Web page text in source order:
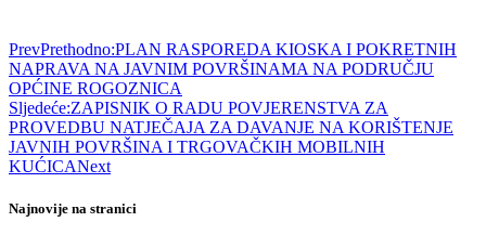
PrevPrethodno:PLAN RASPOREDA KIOSKA I POKRETNIH
NAPRAVA NA JAVNIM POVRŠINAMA NA PODRUČJU
OPĆINE ROGOZNICA
Sljedeće:ZAPISNIK O RADU POVJERENSTVA ZA
PROVEDBU NATJEČAJA ZA DAVANJE NA KORIŠTENJE
JAVNIH POVRŠINA I TRGOVAČKIH MOBILNIH
KUĆICANext
Najnovije na stranici